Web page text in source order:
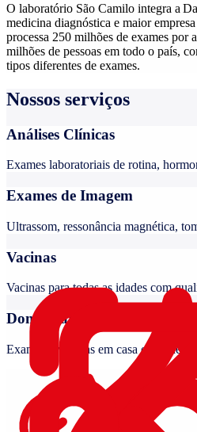
O laboratório São Camilo integra a
medicina diagnóstica e maior
processa 250 milhões de exames por
milhões de pessoas em todo o país,
tipos diferentes de exames.
Nossos serviços
Análises Clínicas
Exames laboratoriais de rotina,
Exames de Imagem
Ultrassom, ressonância magnética,
Vacinas
Vacinas para todas as idades com
Domiciliar
Exames e vacinas em casa ou onde